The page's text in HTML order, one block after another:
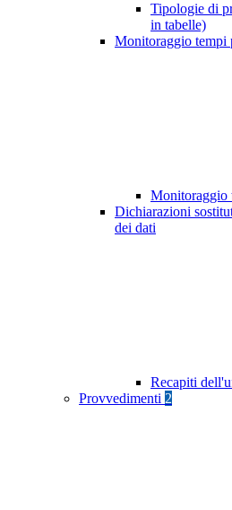
Tipologie di
in tabelle)
Monitoraggio tempi
Monitoraggio
Dichiarazioni
dei dati
Recapiti
Provvedimenti 2